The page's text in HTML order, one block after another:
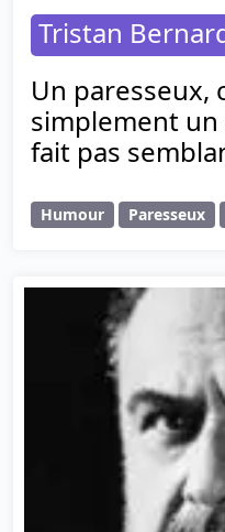
Tristan
Un paresseux,
simplement
fait pas
Humour Paresseux